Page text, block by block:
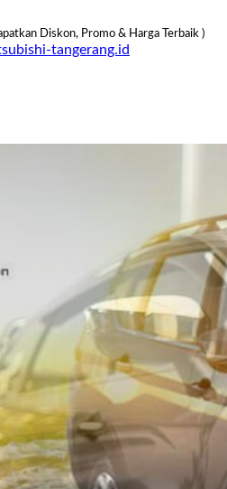
Diskon, Promo & Harga Terbaik )
tangerang.id